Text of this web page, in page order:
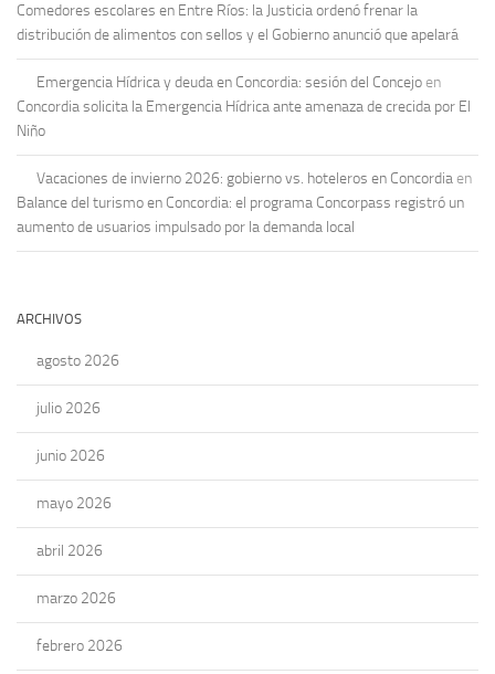
Comedores escolares en Entre Ríos: la Justicia ordenó frenar la
distribución de alimentos con sellos y el Gobierno anunció que apelará
Emergencia Hídrica y deuda en Concordia: sesión del Concejo en
Concordia solicita la Emergencia Hídrica ante amenaza de crecida por El
Niño
Vacaciones de invierno 2026: gobierno vs. hoteleros en Concordia en
Balance del turismo en Concordia: el programa Concorpass registró un
aumento de usuarios impulsado por la demanda local
ARCHIVOS
agosto 2026
julio 2026
junio 2026
mayo 2026
abril 2026
marzo 2026
febrero 2026